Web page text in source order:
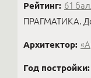
Рейтинг: 61
ПРАГМАТИКА.
Архитектор:
Год постройки: